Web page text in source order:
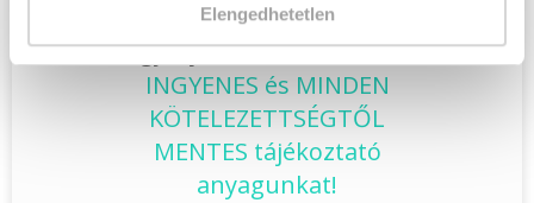
Elengedhetetlen
Töltsd ki adatlapunkat,
hogy eljuttathassuk Hozzád
INGYENES és MINDEN
KÖTELEZETTSÉGTŐL
MENTES tájékoztató
anyagunkat!